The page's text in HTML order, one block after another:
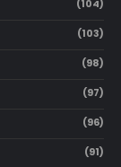
(104)
(103)
(98)
(97)
(96)
(91)